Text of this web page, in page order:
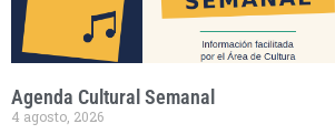
Agenda Cultural Semanal
4 agosto, 2026